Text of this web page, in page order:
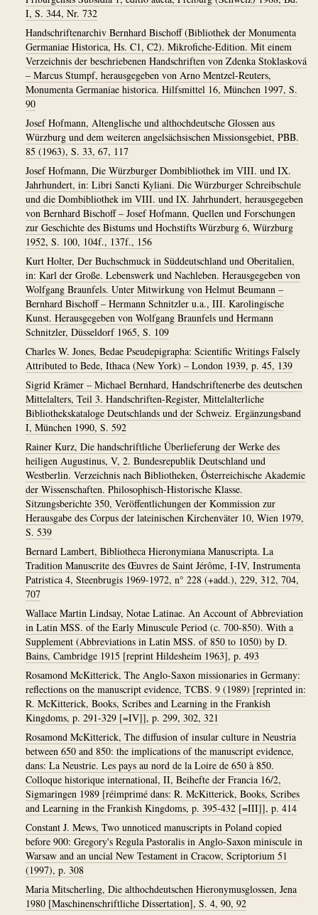
I, S. 344, Nr. 732
Handschriftenarchiv Bernhard Bischoff (Bibliothek der Monumenta
Germaniae Historica, Hs. C1, C2). Mikrofiche-Edition. Mit einem
Verzeichnis der beschriebenen Handschriften von Zdenka Stoklasková
– Marcus Stumpf, herausgegeben von Arno Mentzel-Reuters,
Monumenta Germaniae historica. Hilfsmittel 16, München 1997, S.
90
Josef Hofmann, Altenglische und althochdeutsche Glossen aus
Würzburg und dem weiteren angelsächsischen Missionsgebiet, PBB.
85 (1963), S. 33, 67, 117
Josef Hofmann, Die Würzburger Dombibliothek im VIII. und IX.
Jahrhundert, in: Libri Sancti Kyliani. Die Würzburger Schreibschule
und die Dombibliothek im VIII. und IX. Jahrhundert, herausgegeben
von Bernhard Bischoff – Josef Hofmann, Quellen und Forschungen
zur Geschichte des Bistums und Hochstifts Würzburg 6, Würzburg
1952, S. 100, 104f., 137f., 156
Kurt Holter, Der Buchschmuck in Süddeutschland und Oberitalien,
in: Karl der Große. Lebenswerk und Nachleben. Herausgegeben von
Wolfgang Braunfels. Unter Mitwirkung von Helmut Beumann –
Bernhard Bischoff – Hermann Schnitzler u.a., III. Karolingische
Kunst. Herausgegeben von Wolfgang Braunfels und Hermann
Schnitzler, Düsseldorf 1965, S. 109
Charles W. Jones, Bedae Pseudepigrapha: Scientific Writings Falsely
Attributed to Bede, Ithaca (New York) – London 1939, p. 45, 139
Sigrid Krämer – Michael Bernhard, Handschriftenerbe des deutschen
Mittelalters, Teil 3. Handschriften-Register, Mittelalterliche
Bibliothekskataloge Deutschlands und der Schweiz. Ergänzungsband
I, München 1990, S. 592
Rainer Kurz, Die handschriftliche Überlieferung der Werke des
heiligen Augustinus, V, 2. Bundesrepublik Deutschland und
Westberlin. Verzeichnis nach Bibliotheken, Österreichische Akademie
der Wissenschaften. Philosophisch-Historische Klasse.
Sitzungsberichte 350, Veröffentlichungen der Kommission zur
Herausgabe des Corpus der lateinischen Kirchenväter 10, Wien 1979,
S. 539
Bernard Lambert, Bibliotheca Hieronymiana Manuscripta. La
Tradition Manuscrite des Œuvres de Saint Jérôme, I-IV, Instrumenta
Patristica 4, Steenbrugis 1969-1972, n° 228 (+add.), 229, 312, 704,
707
Wallace Martin Lindsay, Notae Latinae. An Account of Abbreviation
in Latin MSS. of the Early Minuscule Period (c. 700-850). With a
Supplement (Abbreviations in Latin MSS. of 850 to 1050) by D.
Bains, Cambridge 1915 [reprint Hildesheim 1963], p. 493
Rosamond McKitterick, The Anglo-Saxon missionaries in Germany:
reflections on the manuscript evidence, TCBS. 9 (1989) [reprinted in:
R. McKitterick, Books, Scribes and Learning in the Frankish
Kingdoms, p. 291-329 [=IV]], p. 299, 302, 321
Rosamond McKitterick, The diffusion of insular culture in Neustria
between 650 and 850: the implications of the manuscript evidence,
dans: La Neustrie. Les pays au nord de la Loire de 650 à 850.
Colloque historique international, II, Beihefte der Francia 16/2,
Sigmaringen 1989 [réimprimé dans: R. McKitterick, Books, Scribes
and Learning in the Frankish Kingdoms, p. 395-432 [=III]], p. 414
Constant J. Mews, Two unnoticed manuscripts in Poland copied
before 900: Gregory's Regula Pastoralis in Anglo-Saxon miniscule in
Warsaw and an uncial New Testament in Cracow, Scriptorium 51
(1997), p. 308
Maria Mitscherling, Die althochdeutschen Hieronymusglossen, Jena
1980 [Maschinenschriftliche Dissertation], S. 4, 90, 92